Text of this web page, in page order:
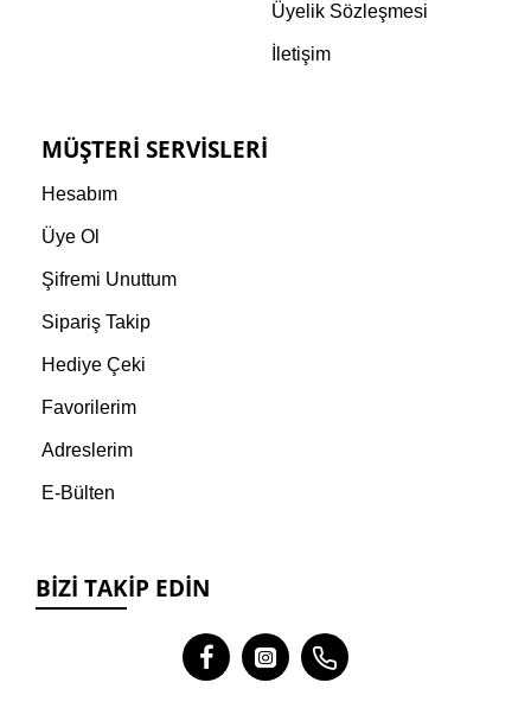
Üyelik Sözleşmesi
İletişim
MÜŞTERI SERVISLERI
Hesabım
Üye Ol
Şifremi Unuttum
Sipariş Takip
Hediye Çeki
Favorilerim
Adreslerim
E-Bülten
BIZI TAKIP EDIN